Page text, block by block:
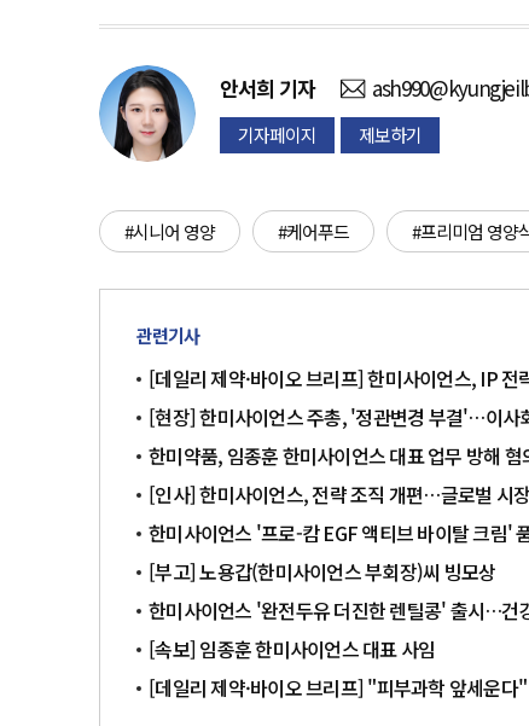
안서희 기자
기자페이지 제보하기
#시니어 영양 #케어푸드 #프리미엄 영양
관련기사
[데일리 제약·바이오 브리프] 한미사이언스, IP
[현장] 한미사이언스 주총, '정관변경 부결'…이사
한미약품, 임종훈 한미사이언스 대표 업무 방해 혐
[인사] 한미사이언스, 전략 조직 개편…글로벌 시
한미사이언스 '프로-캄 EGF 액티브 바이탈 크림'
[부고] 노용갑(한미사이언스 부회장)씨 빙모상
한미사이언스 '완전두유 더진한 렌틸콩' 출시…건
[속보] 임종훈 한미사이언스 대표 사임
[데일리 제약·바이오 브리프] "피부과학 앞세운